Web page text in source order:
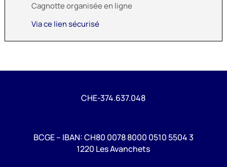
Cagnotte organisée en ligne
Via ce lien sécurisé
CHE-374.637.048
BCGE – IBAN: CH80 0078 8000 0510 5504 3
1220 Les Avanchets